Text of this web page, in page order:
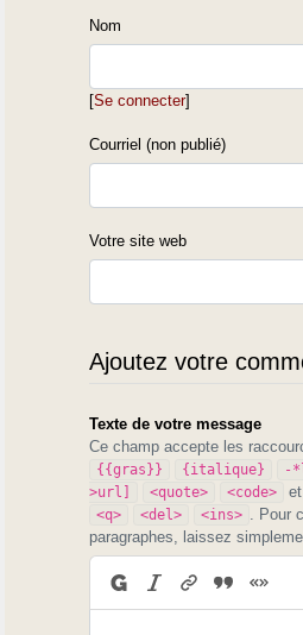
Nom
[Se connecter]
Courriel (non publié)
Votre site web
Ajoutez votre
Texte de votre message
Ce champ accepte les
{{gras}} {italique} -
>url]
<quote> <code>
<q> <del> <ins>
. Pour
paragraphes, laissez